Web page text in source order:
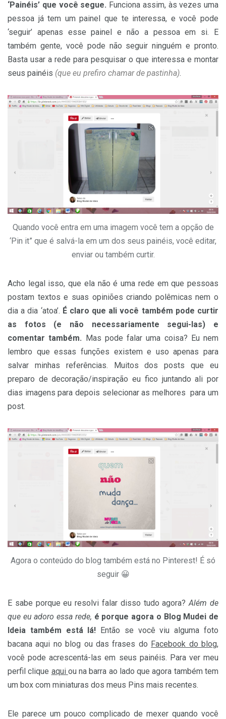
‘Painéis’ que você segue. Funciona assim, às vezes uma
pessoa já tem um painel que te interessa, e você pode
‘seguir’ apenas esse painel e não a pessoa em si. E
também gente, você pode não seguir ninguém e pronto.
Basta usar a rede para pesquisar o que interessa e montar
seus painéis (que eu prefiro chamar de pastinha).
Quando você entra em uma imagem você tem a opção de
‘Pin it” que é salvá-la em um dos seus painéis, você editar,
enviar ou também curtir.
Acho legal isso, que ela não é uma rede em que pessoas
postam textos e suas opiniões criando polêmicas nem o
dia a dia ‘atoa’. É claro que ali você também pode curtir
as fotos (e não necessariamente segui-las) e
comentar também. Mas pode falar uma coisa? Eu nem
lembro que essas funções existem e uso apenas para
salvar minhas referências. Muitos dos posts que eu
preparo de decoração/inspiração eu fico juntando ali por
dias imagens para depois selecionar as melhores para um
post.
Agora o conteúdo do blog também está no Pinterest! É só
seguir 😀
E sabe porque eu resolvi falar disso tudo agora?Além de
que eu adoro essa rede, é porque agora o Blog Mudei de
Ideia também está lá! Então se você viu alguma foto
bacana aqui no blog ou das frases do Facebook do blog,
você pode acrescentá-las em seus painéis. Para ver meu
perfil clique aqui ou na barra ao lado que agora também tem
um box com miniaturas dos meus Pins mais recentes.
Ele parece um pouco complicado de mexer quando você